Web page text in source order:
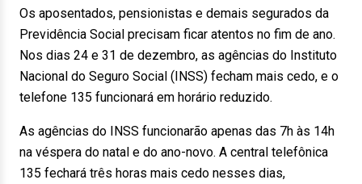
Os aposentados, pensionistas e demais segurados da
Previdência Social precisam ficar atentos no fim de ano.
Nos dias 24 e 31 de dezembro, as agências do Instituto
Nacional do Seguro Social (INSS) fecham mais cedo, e o
telefone 135 funcionará em horário reduzido.
As agências do INSS funcionarão apenas das 7h às 14h
na véspera do natal e do ano-novo. A central telefônica
135 fechará três horas mais cedo nesses dias,